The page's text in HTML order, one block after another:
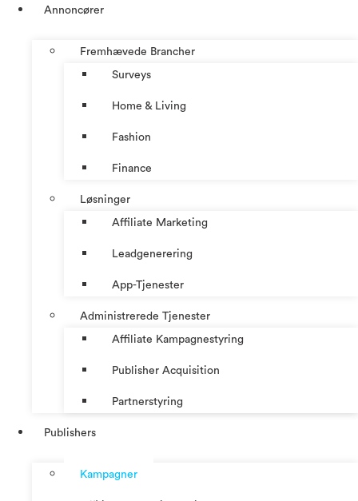
Annoncører
Fremhævede Brancher
Surveys
Home & Living
Fashion
Finance
Løsninger
Affiliate Marketing
Leadgenerering
App-Tjenester
Administrerede Tjenester
Affiliate Kampagnestyring
Publisher Acquisition
Partnerstyring
Publishers
Kampagner